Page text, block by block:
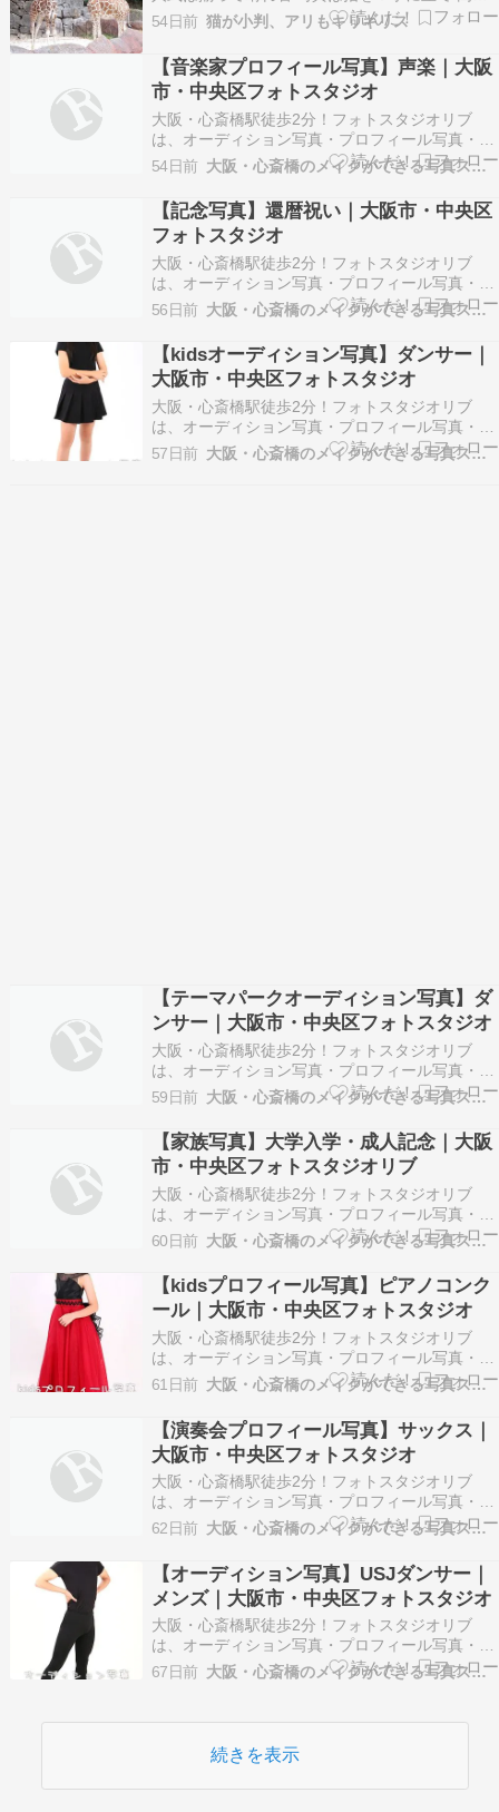
雇われるため学び 職場に仕えて出世昇給 中高年
で皆生活習慣病 マスクワクチン薬漬け 平和と言
うか無邪気と言うか ほぼ脳死状態の平均的国民像
公教育がそれを量産してるか
54日前 猫が小判、アリもキリギリス
【音楽家プロフィール写真】声楽｜大阪
市・中央区フォトスタジオ
大阪・心斎橋駅徒歩2分！フォトスタジオリブ
は、オーディション写真・プロフィール写真・記
念写真やお見合い写真などナチュラルな大人の宣
材写真を得意とするフォトスタジオです。 ※以下
掲載のお写真はお客様に許可を得て掲載させてい
ただいております。 ※画像の転載はご遠慮くださ
い。 プロフィ…
54日前 大阪・心斎橋のメイクができる写真スタジオ
【記念写真】還暦祝い｜大阪市・中央区
フォトスタジオ
大阪・心斎橋駅徒歩2分！フォトスタジオリブ
は、オーディション写真・プロフィール写真・記
念写真やお見合い写真などナチュラルな大人の宣
材写真を得意とするフォトスタジオです。 ※以下
掲載のお写真はお客様に許可を得て掲載させてい
ただいております。 ※画像の転載はご遠慮くださ
い。 還暦祝い…
56日前 大阪・心斎橋のメイクができる写真スタジオ
【kidsオーディション写真】ダンサー｜
大阪市・中央区フォトスタジオ
大阪・心斎橋駅徒歩2分！フォトスタジオリブ
は、オーディション写真・プロフィール写真・記
念写真やお見合い写真などナチュラルな大人の宣
材写真を得意とするフォトスタジオです。 ※以下
57日前 大阪・心斎橋のメイクができる写真スタジオ
【テーマパークオーディション写真】ダ
ンサー｜大阪市・中央区フォトスタジオ
大阪・心斎橋駅徒歩2分！フォトスタジオリブ
は、オーディション写真・プロフィール写真・記
念写真やお見合い写真などナチュラルな大人の宣
材写真を得意とするフォトスタジオです。 ※以下
掲載のお写真はお客様に許可を得て掲載させてい
ただいております。 ※画像の転載はご遠慮くださ
い。 テーマパ…
59日前 大阪・心斎橋のメイクができる写真スタジオ
【家族写真】大学入学・成人記念｜大阪
市・中央区フォトスタジオリブ
大阪・心斎橋駅徒歩2分！フォトスタジオリブ
は、オーディション写真・プロフィール写真・記
念写真やお見合い写真などナチュラルな大人の宣
材写真を得意とするフォトスタジオです。 ※以下
掲載のお写真はお客様に許可を得て掲載させてい
ただいております。 ※画像の転載はご遠慮くださ
い。 ご子息様…
60日前 大阪・心斎橋のメイクができる写真スタジオ
【kidsプロフィール写真】ピアノコンク
ール｜大阪市・中央区フォトスタジオ
大阪・心斎橋駅徒歩2分！フォトスタジオリブ
は、オーディション写真・プロフィール写真・記
念写真やお見合い写真などナチュラルな大人の宣
材写真を得意とするフォトスタジオです。 ※以下
掲載のお写真はお客様に許可を得て掲載させてい
ただいております。 ※画像の転載はご遠慮くださ
い。 ピアノコ…
61日前 大阪・心斎橋のメイクができる写真スタジオ
【演奏会プロフィール写真】サックス｜
大阪市・中央区フォトスタジオ
大阪・心斎橋駅徒歩2分！フォトスタジオリブ
は、オーディション写真・プロフィール写真・記
念写真やお見合い写真などナチュラルな大人の宣
材写真を得意とするフォトスタジオです。 ※以下
掲載のお写真はお客様に許可を得て掲載させてい
ただいております。 ※画像の転載はご遠慮くださ
い。 演奏家プ…
62日前 大阪・心斎橋のメイクができる写真スタジオ
【オーディション写真】USJダンサー｜
メンズ｜大阪市・中央区フォトスタジオ
大阪・心斎橋駅徒歩2分！フォトスタジオリブ
は、オーディション写真・プロフィール写真・記
念写真やお見合い写真などナチュラルな大人の宣
材写真を得意とするフォトスタジオです。 ※以下
ただいております。 ※画像の転載はご遠慮くださ
い。 テーマパ…
67日前 大阪・心斎橋のメイクができる写真スタジオ
続きを表示